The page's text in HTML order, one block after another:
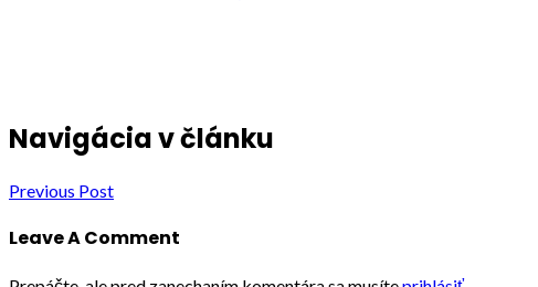
Navigácia v článku
Previous Post
Leave A Comment